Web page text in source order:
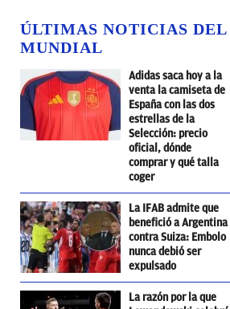
ÚLTIMAS NOTICIAS DEL
MUNDIAL
Adidas saca hoy a la
venta la camiseta de
España con las dos
estrellas de la
Selección: precio
oficial, dónde
comprar y qué talla
coger
La IFAB admite que
benefició a Argentina
contra Suiza: Embolo
nunca debió ser
expulsado
La razón por la que